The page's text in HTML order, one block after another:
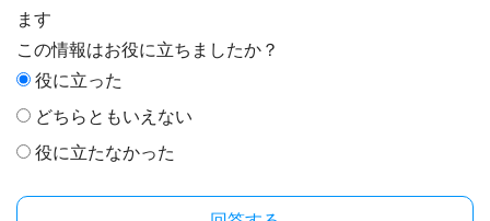
ます
この情報はお役に立ちましたか？
役に立った
どちらともいえない
役に立たなかった